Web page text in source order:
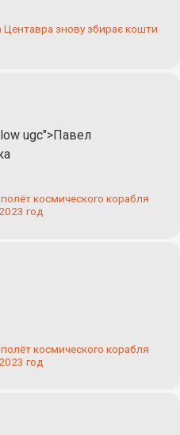
знову збирає кошти
ugc">Павел
космического корабля
год
космического корабля
год